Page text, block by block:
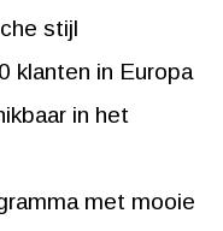
stijl
klanten in Europa
in het
met mooie